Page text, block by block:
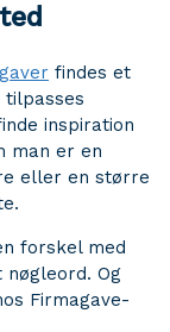
findes et
tilpasses
inspiration
man er en
eller en større
forskel med
Og
Firmagave-